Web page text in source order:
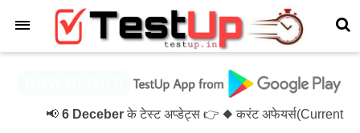
6 Deceberके टेस्ट अप्डेट्स 👉 ◆ करंट अफेयर्स(Current